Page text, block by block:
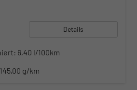
Details
6,40 l/100km
145,00 g/km